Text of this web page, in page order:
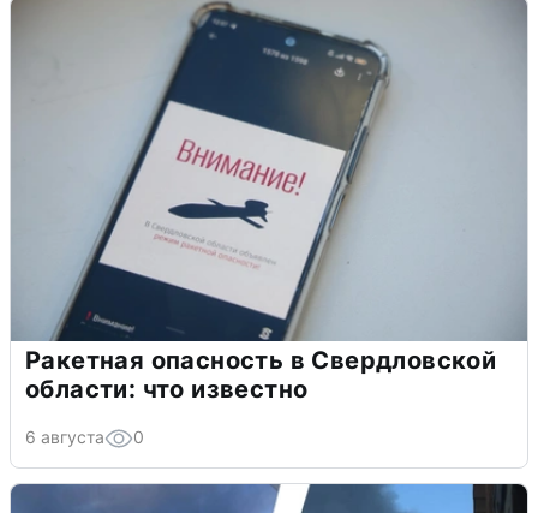
Ракетная опасность в Свердловской
области: что известно
6 августа 0